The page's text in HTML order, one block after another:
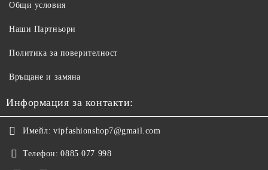
Общи условия
Наши Партньори
Политика за поверителност
Връщане и замяна
Информация за контакти:
Имейл: vipfashionshop7@gmail.com
Телефон: 0885 077 998